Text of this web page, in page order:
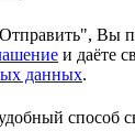
Вы
и даёте
данных.
способ